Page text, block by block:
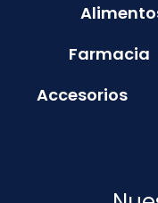
Farmacia
Accesorios